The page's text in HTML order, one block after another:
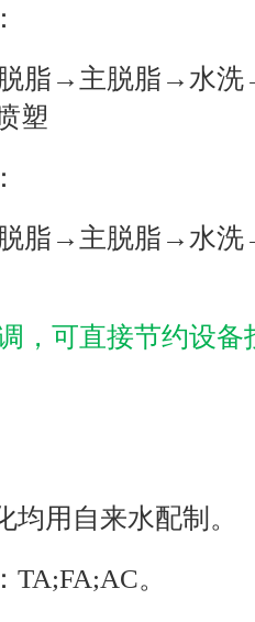
→主脱脂→水洗
塑
→主脱脂→水洗
，可直接节约设备
用自来水配制。
。